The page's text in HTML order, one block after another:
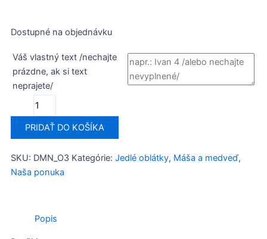
Dostupné na objednávku
Váš vlastný text /nechajte
prázdne, ak si text
neprajete/
Máša
a
medveď
PRIDAŤ DO KOŠÍKA
SKU: DMN_O3 Kategórie: Jedlé oblátky, Máša a medveď,
Naša ponuka
Popis